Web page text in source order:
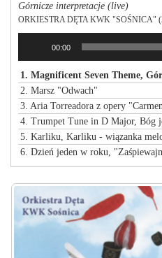
Górnicze interpretacje (live)
ORKIESTRA DĘTA KWK "SOŚNICA"
dźwiękowych
00:00
1. Magnificent Seven Theme,
2. Marsz "Odwach"
3. Aria Torreadora z opery
4. Trumpet Tune in D Major, Bóg
5. Karliku, Karliku - wiązanka
6. Dzień jeden w roku,